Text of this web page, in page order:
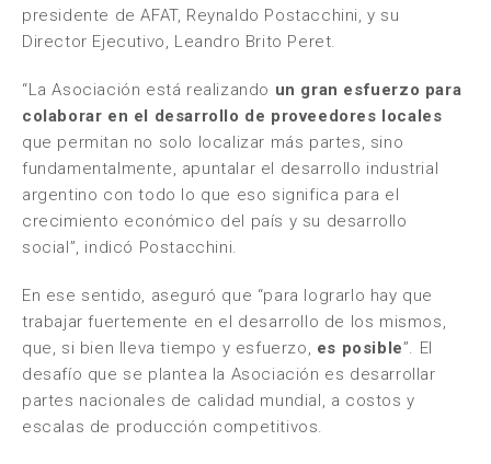
presidente de AFAT, Reynaldo Postacchini, y su
Director Ejecutivo, Leandro Brito Peret.
“La Asociación está realizando un gran esfuerzo para
colaborar en el desarrollo de proveedores locales
que permitan no solo localizar más partes, sino
fundamentalmente, apuntalar el desarrollo industrial
argentino con todo lo que eso significa para el
crecimiento económico del país y su desarrollo
social”, indicó Postacchini.
En ese sentido, aseguró que “para lograrlo hay que
trabajar fuertemente en el desarrollo de los mismos,
que, si bien lleva tiempo y esfuerzo, es posible”. El
desafío que se plantea la Asociación es desarrollar
partes nacionales de calidad mundial, a costos y
escalas de producción competitivos.